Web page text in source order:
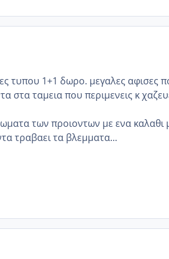
τυπου 1+1 δωρο. μεγαλες αφισες
στα ταμεια που περιμενεις κ
των προιοντων με ενα καλαθι
τραβαει τα βλεμματα...